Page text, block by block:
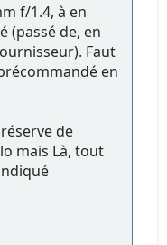
f/1.4, à en
(passé de, en
Faut
en
de
mais Là, tout